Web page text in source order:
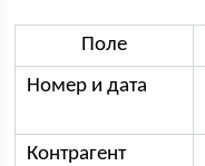
Поле
Номер и дата
Контрагент